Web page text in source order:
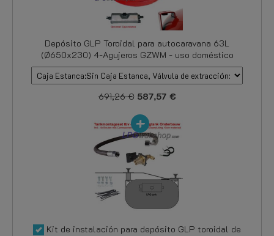
Depósito GLP Toroidal para autocaravana 63L
(Ø650x230) 4-Agujeros GZWM - uso doméstico
691,26 € 587,57 €
Kit de instalación para depósito GLP toroidal de